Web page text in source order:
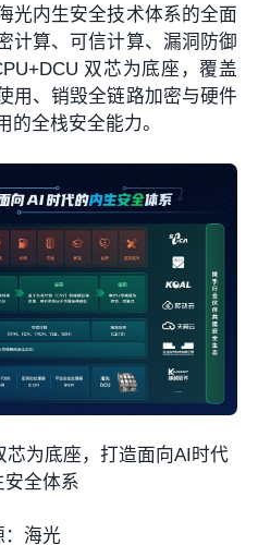
光内生安全技术体系的全面
计算、可信计算、漏洞防御
双芯为底座，覆盖
用、销毁全链路加密与硬件
的全栈安全能力。
芯为底座，打造面向AI时代
安全体系
：海光